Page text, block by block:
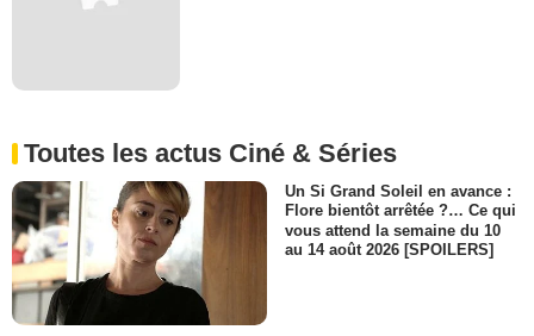
Toutes les actus Ciné & Séries
Un Si Grand Soleil en avance :
Flore bientôt arrêtée ?… Ce qui
vous attend la semaine du 10
au 14 août 2026 [SPOILERS]